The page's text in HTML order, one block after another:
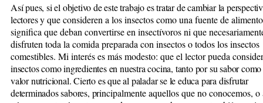
Así pues, si el objetivo de este trabajo es tratar de cambiar la
lectores yque consideren a los insectos como una fuente de
significa que deban convertirse en insectívoros ni que
disfruten toda la comida preparada con insectos o todos los insectos
comestibles. Mi interés es más modesto: que el lector pueda consi
insectos como ingredientes en nuestra cocina, tanto por su sabor
valor nutricional. Cierto es que al paladar se le educa para disfrutar
determinados sabores, principalmente aquellos que no conocemos, o